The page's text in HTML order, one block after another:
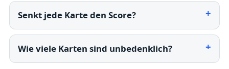
Senkt jede Karte den Score?
Wie viele Karten sind unbedenklich?